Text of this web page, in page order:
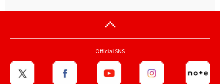
Official SNS